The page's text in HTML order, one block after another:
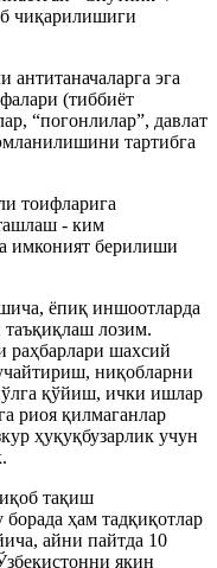
чиқарилишиги
антитаначаларга эга
(тиббиёт
“погонлилар”, давлат
тартибга
тоифларига
- ким
имконият берилиши
ёпиқ иншоотларда
лозим.
раҳбарлари шахсий
ниқобларни
қўйиш, ички ишлар
риоя қилмаганлар
ҳуқуқбузарлик учун
тақиш
ҳам тадқиқотлар
айни пайтда 10
яқин